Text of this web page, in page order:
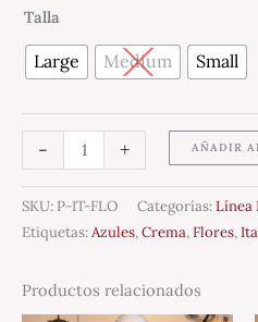
Talla
Large Medium Small
- + AÑADIR
SKU: P-IT-FLO Categorías:Línea
Etiquetas:Azules,Crema,Flores,
Productos relacionados